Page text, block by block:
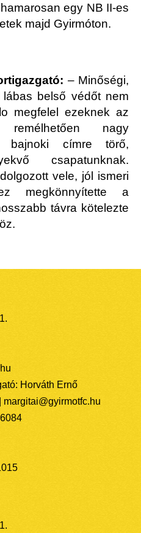
egy NB II-es
majd Gyirmóton.
– Minőségi,
belső védőt nem
megfelel ezeknek az
nagy
bajnoki címre törő,
csapatunknak.
vele, jól ismeri
megkönnyítette a
távra kötelezte
Horváth Ernő